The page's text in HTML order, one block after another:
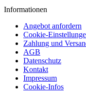
Informationen
Angebot anfordern
Cookie-
Zahlung und
AGB
Datenschutz
Kontakt
Impressum
Cookie-Infos